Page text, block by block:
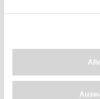
24000 / 30000 / 36000
Packungsinhalt: 1 roter
Filterschwamm